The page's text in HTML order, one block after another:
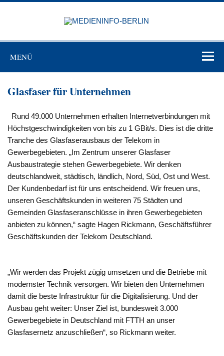
Zum
MENÜ
Glasfaser für Unternehmen
Rund 49.000 Unternehmen erhalten Internetverbindungen mit
Höchstgeschwindigkeiten von bis zu 1 GBit/s. Dies ist die dritte
Tranche des Glasfaserausbaus der Telekom in
Gewerbegebieten. „Im Zentrum unserer Glasfaser
Ausbaustrategie stehen Gewerbegebiete. Wir denken
deutschlandweit, städtisch, ländlich, Nord, Süd, Ost und West.
Der Kundenbedarf ist für uns entscheidend. Wir freuen uns,
unseren Geschäftskunden in weiteren 75 Städten und
Gemeinden Glasfaseranschlüsse in ihren Gewerbegebieten
anbieten zu können,“ sagte Hagen Rickmann, Geschäftsführer
Geschäftskunden der Telekom Deutschland.
„Wir werden das Projekt zügig umsetzen und die Betriebe mit
modernster Technik versorgen. Wir bieten den Unternehmen
damit die beste Infrastruktur für die Digitalisierung. Und der
Ausbau geht weiter: Unser Ziel ist, bundesweit 3.000
Gewerbegebiete in Deutschland mit FTTH an unser
Glasfasernetz anzuschließen“, so Rickmann weiter.